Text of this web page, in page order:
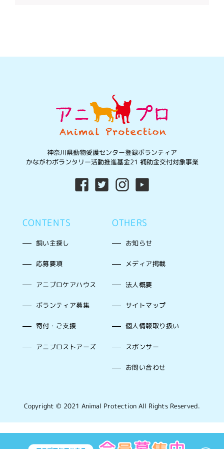
CONTENTS
飼い主探し
応募要項
アニプロケアハウス
ボランティア募集
寄付・ご支援
アニプロストアーズ
神奈川県動物愛護センター登録ボランティア
かながわボランタリー活動推進基金21 補助金交付対象事業
OTHERS
お知らせ
メディア掲載
法人概要
サイトマップ
個人情報取り扱い
スポンサー
お問い合わせ
Copyright © 2021 Animal Protection All Rights Reserved.